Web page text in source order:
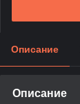
Описание
Описание